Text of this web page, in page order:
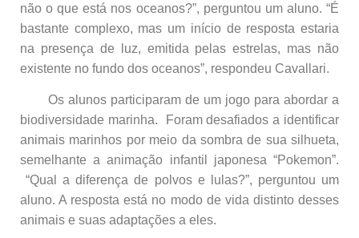
não o que está nos oceanos?”, perguntou um aluno. “É
bastante complexo, mas um início de resposta estaria
na presença de luz, emitida pelas estrelas, mas não
existente no fundo dos oceanos”, respondeu Cavallari.
Os alunos participaram de um jogo para abordar a
biodiversidade marinha. Foram desafiados a identificar
animais marinhos por meio da sombra de sua silhueta,
semelhante a animação infantil japonesa “Pokemon”.
“Qual a diferença de polvos e lulas?”, perguntou um
aluno. A resposta está no modo de vida distinto desses
animais e suas adaptações a eles.